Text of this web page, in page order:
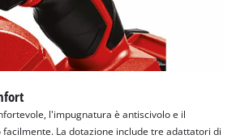
l'impugnatura è antiscivolo e il
La dotazione include tre adattatori di